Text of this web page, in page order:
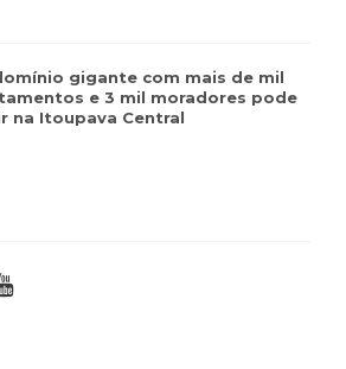
gigante com mais de mil
e 3 mil moradores pode
na Itoupava Central